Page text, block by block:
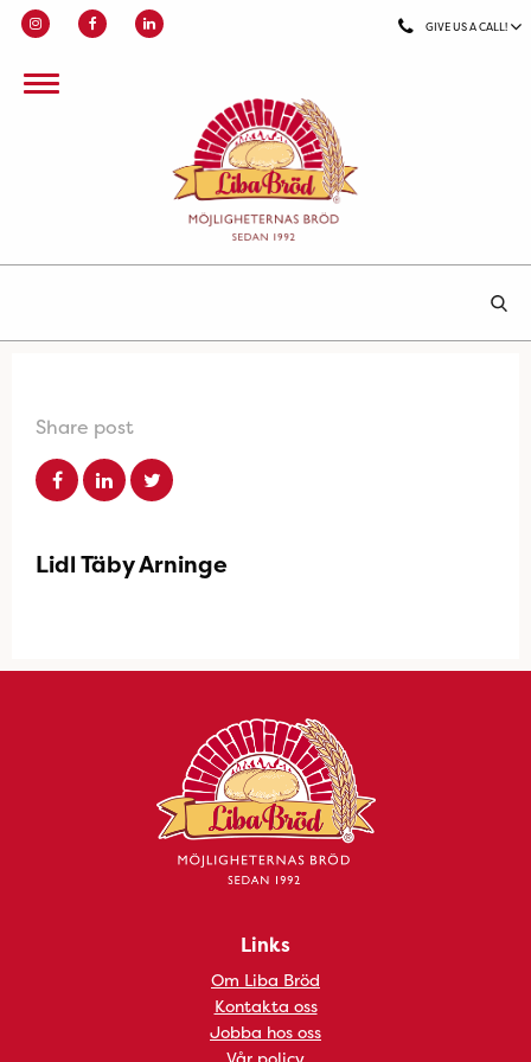
GIVE US A CALL!
Share post
Lidl Täby Arninge
Links
Om Liba Bröd
Kontakta oss
Jobba hos oss